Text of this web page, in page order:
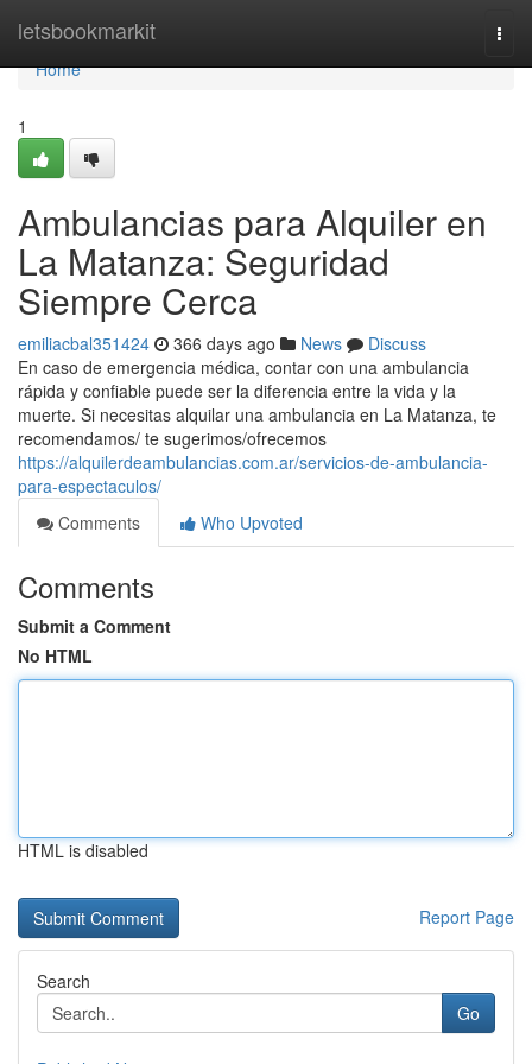
letsbookmarkit
Home
Home
1
Ambulancias para Alquiler en
La Matanza: Seguridad
Siempre Cerca
emiliacbal351424 366 days ago News
Discuss
En caso de emergencia médica, contar con una ambulancia
rápida y confiable puede ser la diferencia entre la vida y la
muerte. Si necesitas alquilar una ambulancia en La Matanza, te
recomendamos/ te sugerimos/ofrecemos
https://alquilerdeambulancias.com.ar/servicios-de-ambulancia-
para-espectaculos/
Comments
Who Upvoted
Comments
Submit a Comment
No HTML
HTML is disabled
Report Page
Search
Go